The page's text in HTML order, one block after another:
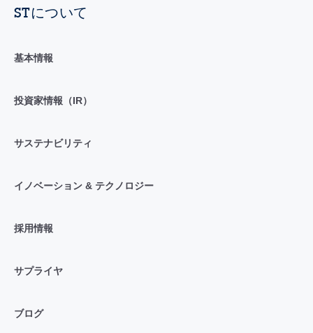
STについて
基本情報
投資家情報（IR）
サステナビリティ
イノベーション & テクノロジー
採用情報
サプライヤ
ブログ